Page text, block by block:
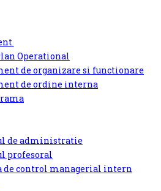
Operational
de organizare si functionare
de ordine interna
de administratie
profesoral
de control managerial intern